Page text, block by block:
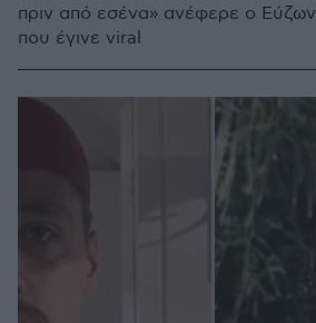
πριν από εσένα» ανέφερε ο
που έγινε viral